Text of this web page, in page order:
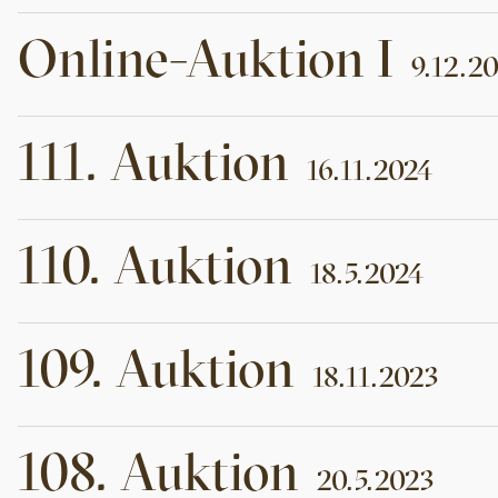
Online-Auktion I
111. Auktion 16.11.2024
110. Auktion 18.5.2024
109. Auktion 18.11.2023
108. Auktion 20.5.2023